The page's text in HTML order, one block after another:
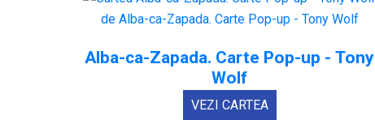
Alba-ca-Zapada. Carte Pop-up - Tony
Wolf
VEZI CARTEA